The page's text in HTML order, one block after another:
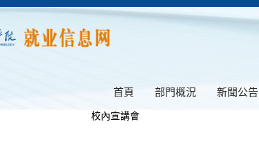
首頁 部門概況 新聞公告
校內宣講會